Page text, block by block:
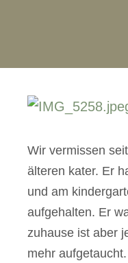
Wir vermissen
älteren kater. Er
und am
aufgehalten. Er
zuhause ist aber
mehr